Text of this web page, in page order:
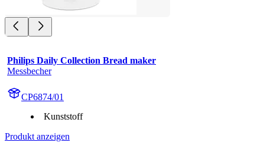
Philips Daily Collection Bread maker
Messbecher
CP6874/01
Kunststoff
Produkt anzeigen